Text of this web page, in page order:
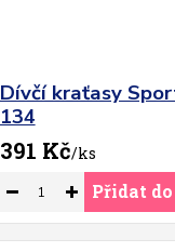
Dívčí kraťasy
134
391 Kč/ks
Přidat